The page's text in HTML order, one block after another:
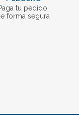
tu pedido
forma segura